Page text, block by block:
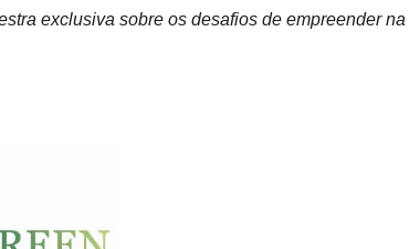
exclusiva sobre os desafios de empreender na